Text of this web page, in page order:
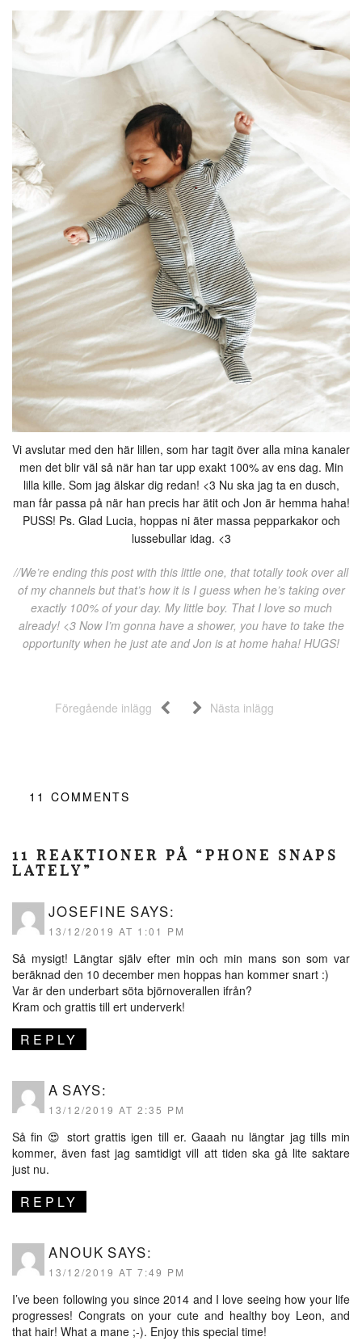
Vi avslutar med den här lillen, som har tagit över alla mina kanaler
men det blir väl så när han tar upp exakt 100% av ens dag. Min
lilla kille. Som jag älskar dig redan! <3 Nu ska jag ta en dusch,
man får passa på när han precis har ätit och Jon är hemma haha!
PUSS! Ps. Glad Lucia, hoppas ni äter massa pepparkakor och
lussebullar idag. <3
//We’re ending this post with this little one, that totally took over all
of my channels but that’s how it is I guess when he’s taking over
exactly 100% of your day. My little boy. That I love so much
already! <3 Now I’m gonna have a shower, you have to take the
opportunity when he just ate and Jon is at home haha! HUGS!
Föregående inlägg Nästa inlägg
11 COMMENTS
11 REAKTIONER PÅ “PHONE SNAPS
LATELY”
JOSEFINE SAYS:
13/12/2019 AT 1:01 PM
Så mysigt! Längtar själv efter min och min mans son som var
beräknad den 10 december men hoppas han kommer snart :)
Var är den underbart söta björnoverallen ifrån?
Kram och grattis till ert underverk!
REPLY
A SAYS:
13/12/2019 AT 2:35 PM
Så fin 😍 stort grattis igen till er. Gaaah nu längtar jag tills min
kommer, även fast jag samtidigt vill att tiden ska gå lite saktare
just nu.
REPLY
ANOUK SAYS:
13/12/2019 AT 7:49 PM
I’ve been following you since 2014 and I love seeing how your life
progresses! Congrats on your cute and healthy boy Leon, and
that hair! What a mane ;-). Enjoy this special time!